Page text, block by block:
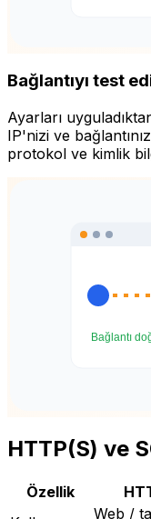
Bağlantıyı test
Ayarları
IP'nizi ve
protokol ve kimlik
HTTP(S) ve
Özellik
Web /